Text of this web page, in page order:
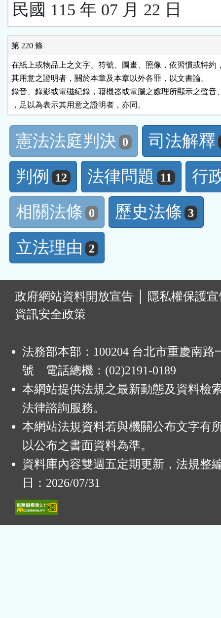
民國 115 年 07 月 22 日
第 220 條
在紙上或物品上之文字、符號、圖畫、照像，依習慣或特約
其用意之證明者，關於本章及本章以外各罪，以文書論。
錄音、錄影或電磁紀錄，藉機器或電腦之處理所顯示之聲音
，足以為表示其用意之證明者，亦同。
憲法法庭判決 0
司法解釋
判例
12 法律問題 11
行
相關法條 0 歷史法條 3
立法理由 2
政府網站資料開放宣告
隱私權保護
資訊安全政策
法務部本部：100204 台北市重慶南路
號 電話總機：(02)2191-0189
本網站提供法規之最新動態及資料檢
法律諮詢服務。
本網站法規資料若與機關公布文字有
以公布之書面資料為準。
資料庫內容雙週五定期更新，法規整
日：2026/07/31